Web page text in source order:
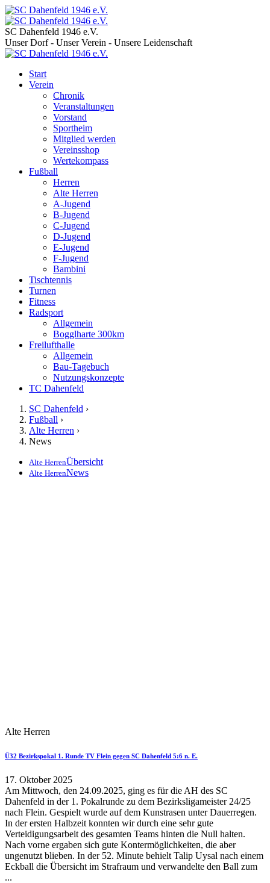
SC Dahenfeld 1946 e.V.
Unser Dorf - Unser Verein - Unsere Leidenschaft
Start
Verein
Chronik
Veranstaltungen
Vorstand
Sportheim
Mitglied werden
Vereinsshop
Wertekompass
Fußball
Herren
Alte Herren
A-Jugend
B-Jugend
C-Jugend
D-Jugend
E-Jugend
F-Jugend
Bambini
Tischtennis
Turnen
Fitness
Radsport
Allgemein
Bogglharte 300km
Freilufthalle
Allgemein
Bau-Tagebuch
Nutzungskonzepte
TC Dahenfeld
SC Dahenfeld ›
Fußball ›
Alte Herren ›
News
Alte HerrenÜbersicht
Alte HerrenNews
Alte Herren
Ü32 Bezirkspokal 1. Runde TV Flein gegen SC Dahenfeld 5:6 n. E.
17. Oktober 2025
Am Mittwoch, den 24.09.2025, ging es für die AH des SC
Dahenfeld in der 1. Pokalrunde zu dem Bezirksligameister 24/25
nach Flein. Gespielt wurde auf dem Kunstrasen unter Dauerregen.
In der ersten Halbzeit konnten wir durch eine sehr gute
Verteidigungsarbeit des gesamten Teams hinten die Null halten.
Nach vorne ergaben sich gute Kontermöglichkeiten, die aber
ungenutzt blieben. In der 52. Minute behielt Talip Uysal nach einem
Eckball die Übersicht im Strafraum und verwandelte den Ball zum
...